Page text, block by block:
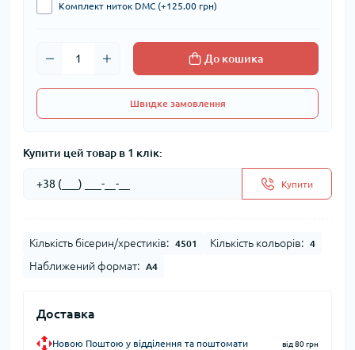
Комплект ниток DMC (+125.00 грн)
До кошика
Швидке замовлення
Купити цей товар в 1 клік:
Купити
Кількість бісерин/хрестиків: 4501 Кількість кольорів: 4
Наближений формат: А4
Доставка
Новою Поштою у відділення та поштомати від 80 грн